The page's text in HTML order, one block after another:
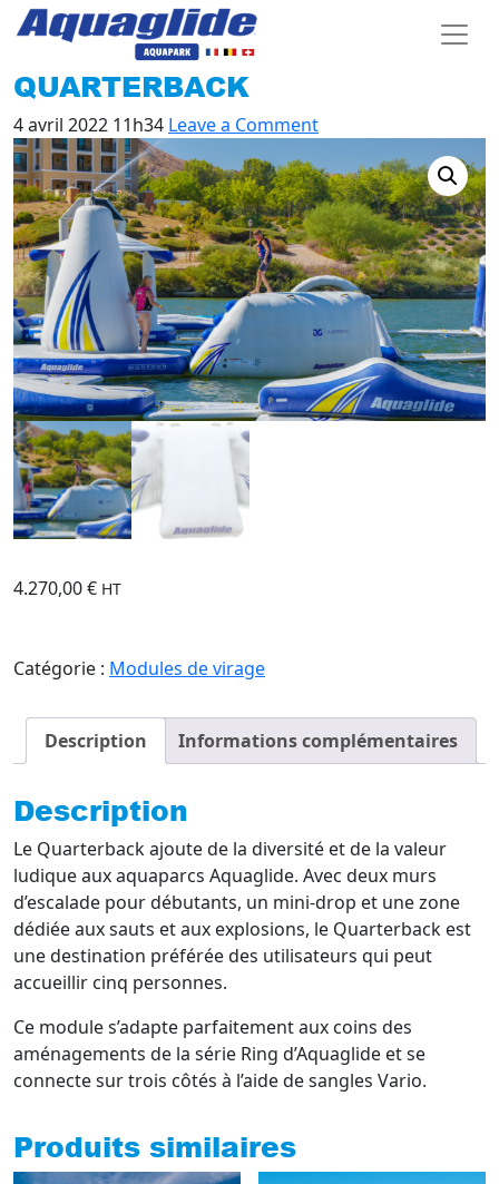
QUARTERBACK
4 avril 2022 11h34 Leave a Comment
4.270,00€ HT
Catégorie : Modules de virage
Description Informations complémentaires
Description
Le Quarterback ajoute de la diversité et de la valeur
ludique aux aquaparcs Aquaglide. Avec deux murs
d’escalade pour débutants, un mini-drop et une zone
dédiée aux sauts et aux explosions, le Quarterback est
une destination préférée des utilisateurs qui peut
accueillir cinq personnes.
Ce module s’adapte parfaitement aux coins des
aménagements de la série Ring d’Aquaglide et se
connecte sur trois côtés à l’aide de sangles Vario.
Produits similaires